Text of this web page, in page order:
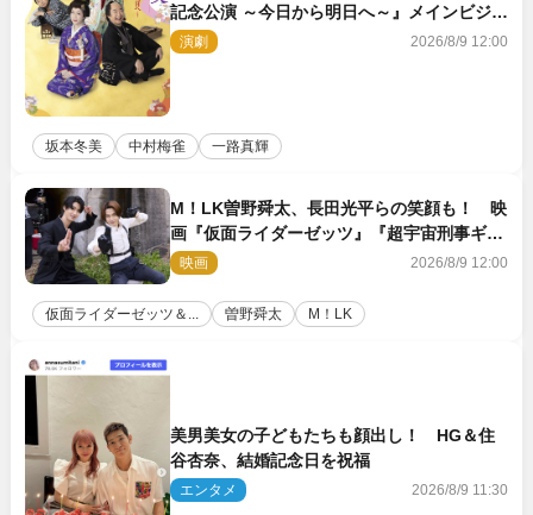
記念公演 ～今日から明日へ～』メインビジュ
アル公開
演劇 2026/8/9 12:00
坂本冬美 中村梅雀 一路真輝
M！LK曽野舜太、長田光平らの笑顔も！ 映
画『仮面ライダーゼッツ』『超宇宙刑事ギャ
バン インフィニティ』オフショット到着
映画 2026/8/9 12:00
仮面ライダーゼッツ＆... 曽野舜太 M！LK
美男美女の子どもたちも顔出し！ HG＆住
谷杏奈、結婚記念日を祝福
エンタメ 2026/8/9 11:30